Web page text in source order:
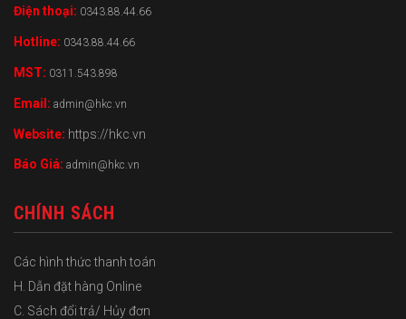
Điện thoại: 0343.88.44.66
Hotline: 0343.88.44.66
MST: 0311.543.898
Email: admin@hkc.vn
Website: https://hkc.vn
Báo Giá: admin@hkc.vn
CHÍNH SÁCH
Các hình thức thanh toán
H. Dẫn đặt hàng Online
C. Sách đổi trả/ Hủy đơn